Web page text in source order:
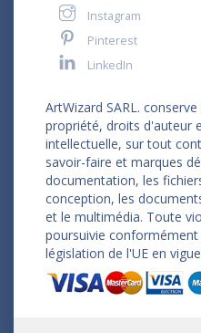
Instagram
Pinterest
LinkedIn
ArtWizard SARL.
propriété, droits d'auteur
intellectuelle, sur tout
savoir-faire et marques
documentation, les
conception, les
et le multimédia. Toute
poursuivie
législation de l'UE en